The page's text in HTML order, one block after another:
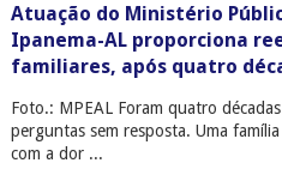
Atuação do Ministério
Ipanema-AL proporciona
familiares, após quatro
Foto.: MPEAL Foram quatro
perguntas sem resposta. Uma
com a dor ...